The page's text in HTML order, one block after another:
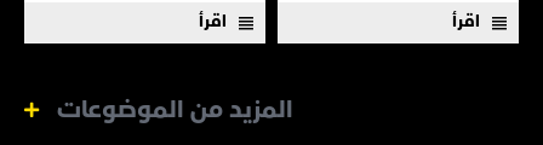
اقرأ اقرأ
المزيد من الموضوعات